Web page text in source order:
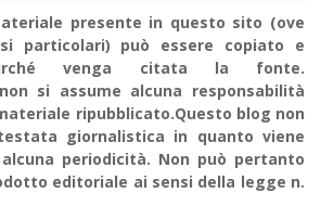
presente in questo sito (ove
particolari) può essere copiato e
venga citata la fonte.
si assume alcuna responsabilità
ripubblicato.Questo blog non
giornalistica in quanto viene
periodicità. Non può pertanto
editoriale ai sensi della legge n.